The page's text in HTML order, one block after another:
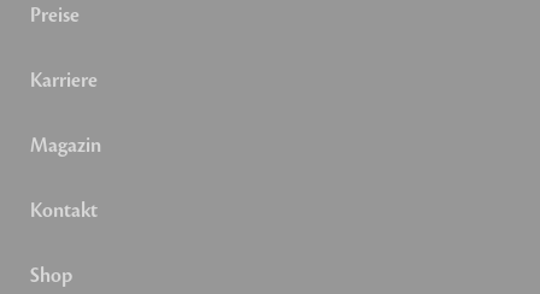
Preise
Karriere
Magazin
Kontakt
Shop